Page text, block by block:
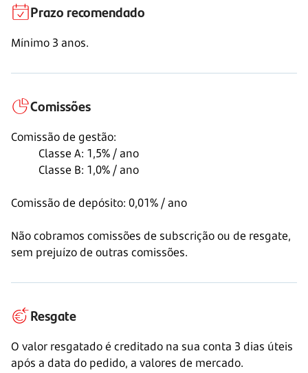
Prazo recomendado
Mínimo 3 anos.
Comissões
Comissão de gestão:
Classe A: 1,5% / ano
Classe B: 1,0% / ano
Comissão de depósito: 0,01% / ano
Não cobramos comissões de subscrição ou de resgate,
sem prejuízo de outras comissões.
Resgate
O valor resgatado é creditado na sua conta 3 dias úteis
após a data do pedido, a valores de mercado.